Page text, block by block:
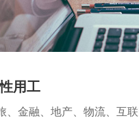
用工
、金融、地产、物流、互